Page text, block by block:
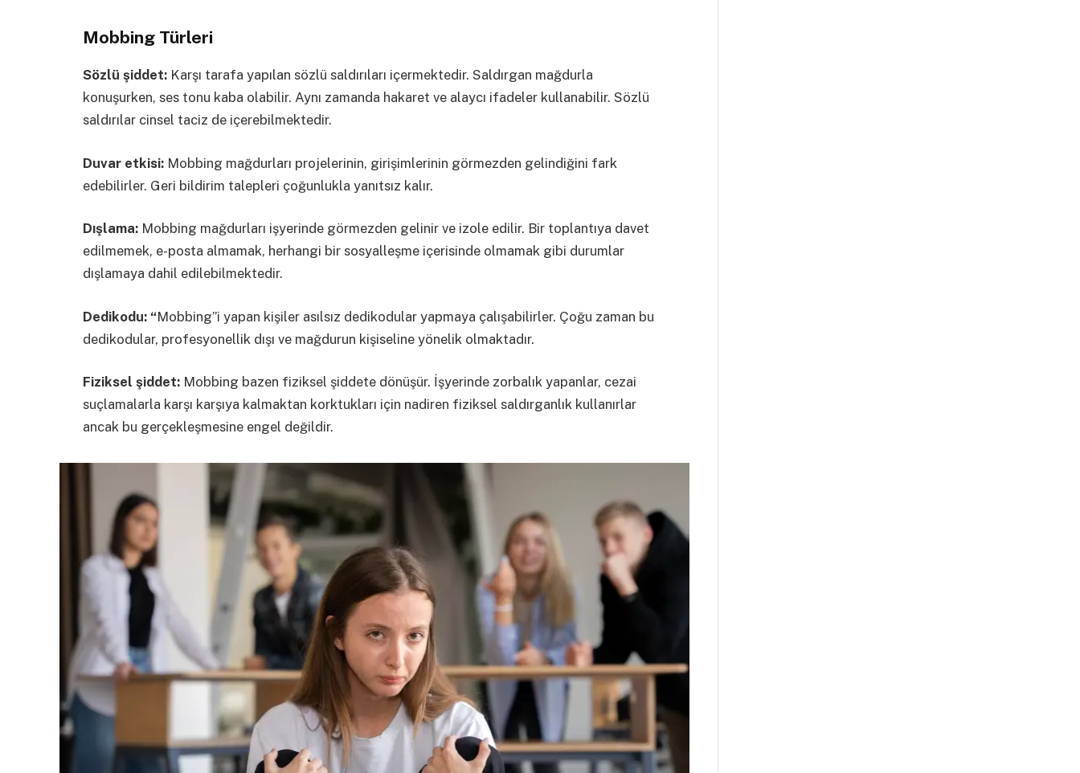
Mobbing Türleri
Sözlü şiddet: Karşı tarafa yapılan sözlü saldırıları içermektedir. Saldırgan mağdurla
konuşurken, ses tonu kaba olabilir. Aynı zamanda hakaret ve alaycı ifadeler kullanabilir. Sözlü
saldırılar cinsel taciz de içerebilmektedir.
Duvar etkisi: Mobbing mağdurları projelerinin, girişimlerinin görmezden gelindiğini fark
edebilirler. Geri bildirim talepleri çoğunlukla yanıtsız kalır.
Dışlama: Mobbing mağdurları işyerinde görmezden gelinir ve izole edilir. Bir toplantıya davet
edilmemek, e-posta almamak, herhangi bir sosyalleşme içerisinde olmamak gibi durumlar
dışlamaya dahil edilebilmektedir.
Dedikodu: “Mobbing”i yapan kişiler asılsız dedikodular yapmaya çalışabilirler. Çoğu zaman bu
dedikodular, profesyonellik dışı ve mağdurun kişiseline yönelik olmaktadır.
Fiziksel şiddet: Mobbing bazen fiziksel şiddete dönüşür. İşyerinde zorbalık yapanlar, cezai
suçlamalarla karşı karşıya kalmaktan korktukları için nadiren fiziksel saldırganlık kullanırlar
ancak bu gerçekleşmesine engel değildir.